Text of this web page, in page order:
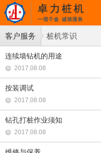
客户服务 桩机常识
连续墙钻机的用途
2017.08.08
按装调试
2017.08.08
钻孔打桩作业须知
2017.08.08